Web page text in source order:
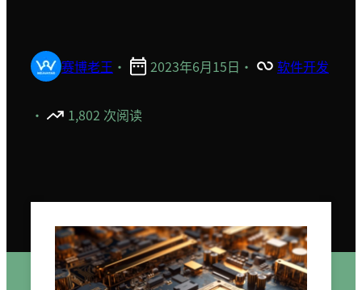
赛博老王 · 2023年6月15日 · 软件开发
· 1,802 次阅读